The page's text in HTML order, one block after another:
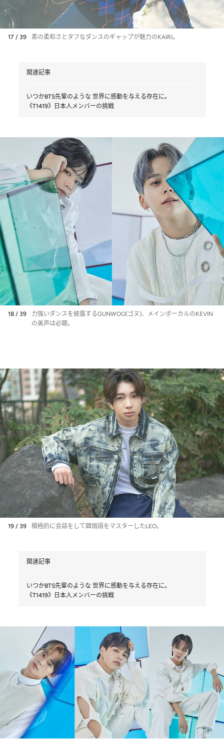
17 / 39 素の柔和さとタフなダンスのギャップが魅力のKAIRI。
関連記事
いつかBTS先輩のような 世界に感動を与える存在に。
《T1419》日本人メンバーの挑戦
18 / 39
力強いダンスを披露するGUNWOO(ゴヌ)、メインボーカルのKEVIN
の美声は必聴。
19 / 39 積極的に会話をして韓国語をマスターしたLEO。
関連記事
いつかBTS先輩のような 世界に感動を与える存在に。
《T1419》日本人メンバーの挑戦